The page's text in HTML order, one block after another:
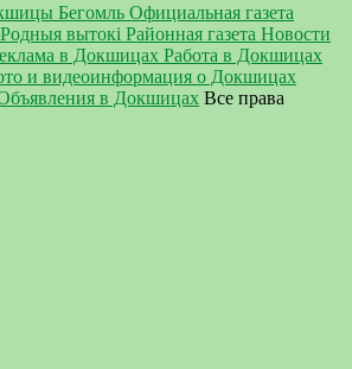
Бегомль Официальная газета
вытокi Районная газета Новости
в Докшицах Работа в Докшицах
и видеоинформация о Докшицах
в Докшицах Все права